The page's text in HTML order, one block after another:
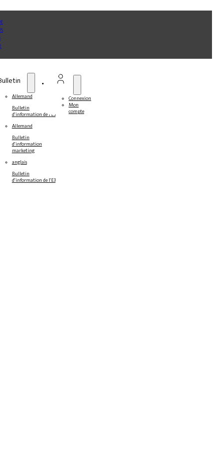
Allemand
Bulletin
d'information de l'E3
Allemand
Bulletin
d'information
marketing
anglais
Bulletin
d'information de l'E3
Connexion
Mon
compte